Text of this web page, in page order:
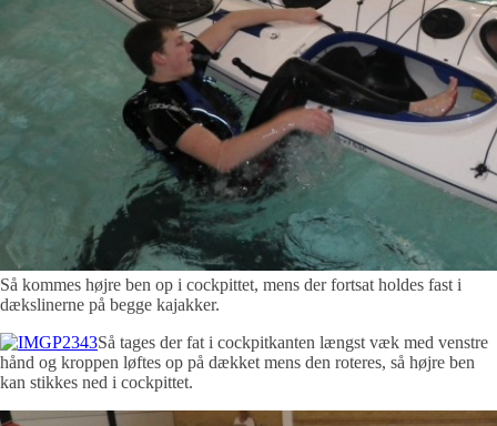
Så kommes højre ben op i cockpittet, mens der fortsat holdes fast i
dækslinerne på begge kajakker.
Så tages der fat i cockpitkanten længst væk med venstre
hånd og kroppen løftes op på dækket mens den roteres, så højre ben
kan stikkes ned i cockpittet.